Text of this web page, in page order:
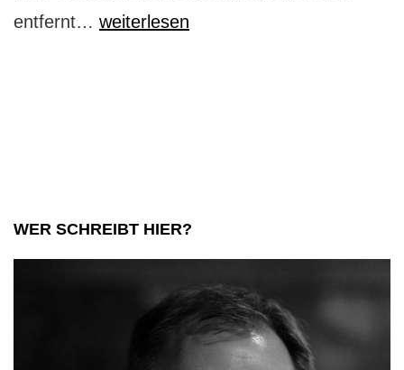
entfernt… Zu
weiterlesen
WER SCHREIBT HIER?